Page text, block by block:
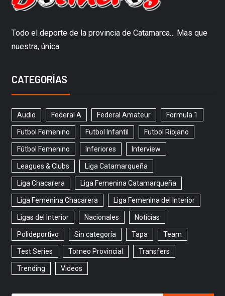
Todo el deporte de la provincia de Catamarca… Mas que
nuestra, única.
CATEGORÍAS
Audio Federal A Federal Amateur Formula 1
Futbol Femenino Futbol Infantil Futbol Riojano
Fútbol Femenino Inferiores Interview
Leagues & Clubs Liga Catamarqueña
Liga Chacarera Liga Femenina Catamarqueña
Liga Femenina Chacarera Liga Femenina del Interior
Ligas del Interior Nacionales Noticias
Polideportivo Sin categoría Tapa Team
Test Series Torneo Provincial Transfers
Trending Videos